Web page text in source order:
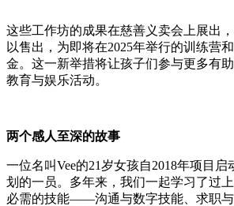
这些工作坊的成果在慈善义卖会上展出
以售出，为即将在2025年举行的训练营
金。这一新举措将让孩子们参与更多有
教育与娱乐活动。
两个感人至深的故事
一位名叫Vee的21岁女孩自2018年项目
划的一员。多年来，我们一起学习了过
必需的技能——沟通与数字技能、求职